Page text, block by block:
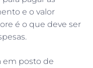
e o valor
é o que deve ser
em posto de